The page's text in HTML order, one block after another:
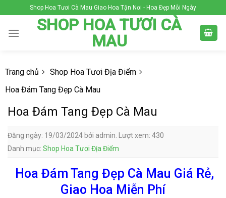
to
content
Shop Hoa Tươi Cà Mau Giao Hoa Tận Nơi - Hoa Đẹp Mỗi Ngày
SHOP HOA TƯƠI CÀ
MAU
Trang chủ
Shop Hoa Tươi Địa Điểm
Hoa Đám Tang Đẹp Cà Mau
Hoa Đám Tang Đẹp Cà Mau
Đăng ngày: 19/03/2024 bởi admin. Lượt xem: 430
Danh mục: Shop Hoa Tươi Địa Điểm
Hoa Đám Tang Đẹp Cà Mau Giá Rẻ,
Giao Hoa Miễn Phí